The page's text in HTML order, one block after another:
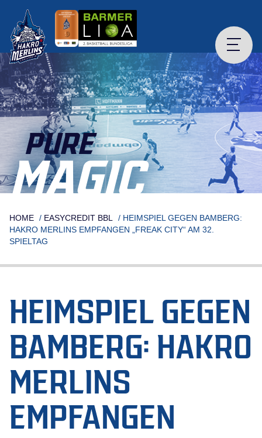
content
PURE
MAGIC
HOME / EASYCREDIT BBL / HEIMSPIEL GEGEN BAMBERG:
HAKRO MERLINS EMPFANGEN „FREAK CITY“ AM 32.
SPIELTAG
HEIMSPIEL GEGEN
BAMBERG: HAKRO
MERLINS
EMPFANGEN